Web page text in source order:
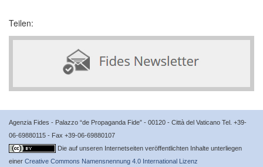
Teilen:
Agenzia Fides - Palazzo “de Propaganda Fide” - 00120 - Città del Vaticano Tel. +39-
06-69880115 - Fax +39-06-69880107
Die auf unseren Internetseiten veröffentlichten Inhalte unterliegen
einer Creative Commons Namensnennung 4.0 International Lizenz